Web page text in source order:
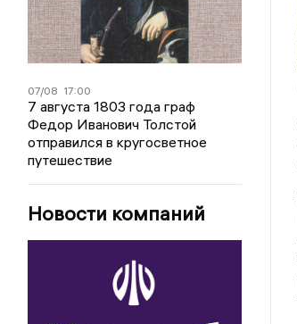
07/08 17:00
7 августа 1803 года граф
Федор Иванович Толстой
отправился в кругосветное
путешествие
Новости компаний